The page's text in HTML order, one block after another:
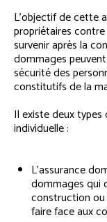
L’objectif de cette
propriétaires
survenir après la
dommages
sécurité des
constitutifs de la
Il existe deux types
individuelle :
L’assurance
dommages qui
construction ou
faire face aux